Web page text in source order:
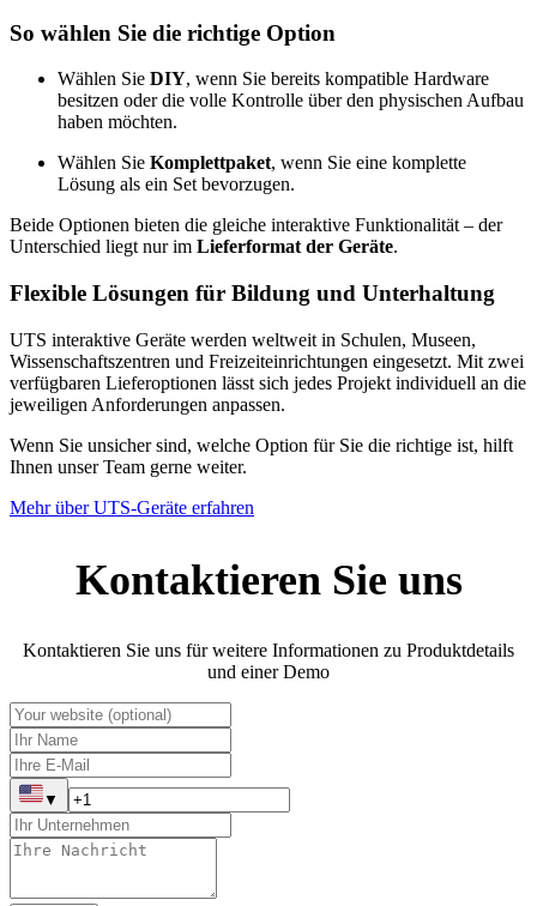
So wählen Sie die richtige Option
Wählen Sie DIY, wenn Sie bereits kompatible Hardware
besitzen oder die volle Kontrolle über den physischen Aufbau
haben möchten.
Wählen Sie Komplettpaket, wenn Sie eine komplette
Lösung als ein Set bevorzugen.
Beide Optionen bieten die gleiche interaktive Funktionalität – der
Unterschied liegt nur im Lieferformat der Geräte.
Flexible Lösungen für Bildung und Unterhaltung
UTS interaktive Geräte werden weltweit in Schulen, Museen,
Wissenschaftszentren und Freizeiteinrichtungen eingesetzt. Mit zwei
verfügbaren Lieferoptionen lässt sich jedes Projekt individuell an die
jeweiligen Anforderungen anpassen.
Wenn Sie unsicher sind, welche Option für Sie die richtige ist, hilft
Ihnen unser Team gerne weiter.
Mehr über UTS-Geräte erfahren
Kontaktieren Sie uns
Kontaktieren Sie uns für weitere Informationen zu Produktdetails
und einer Demo
▼